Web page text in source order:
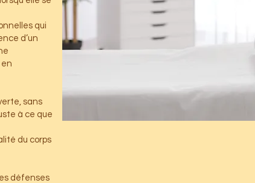
qui
d’un
sans
à ce que
du corps
défenses